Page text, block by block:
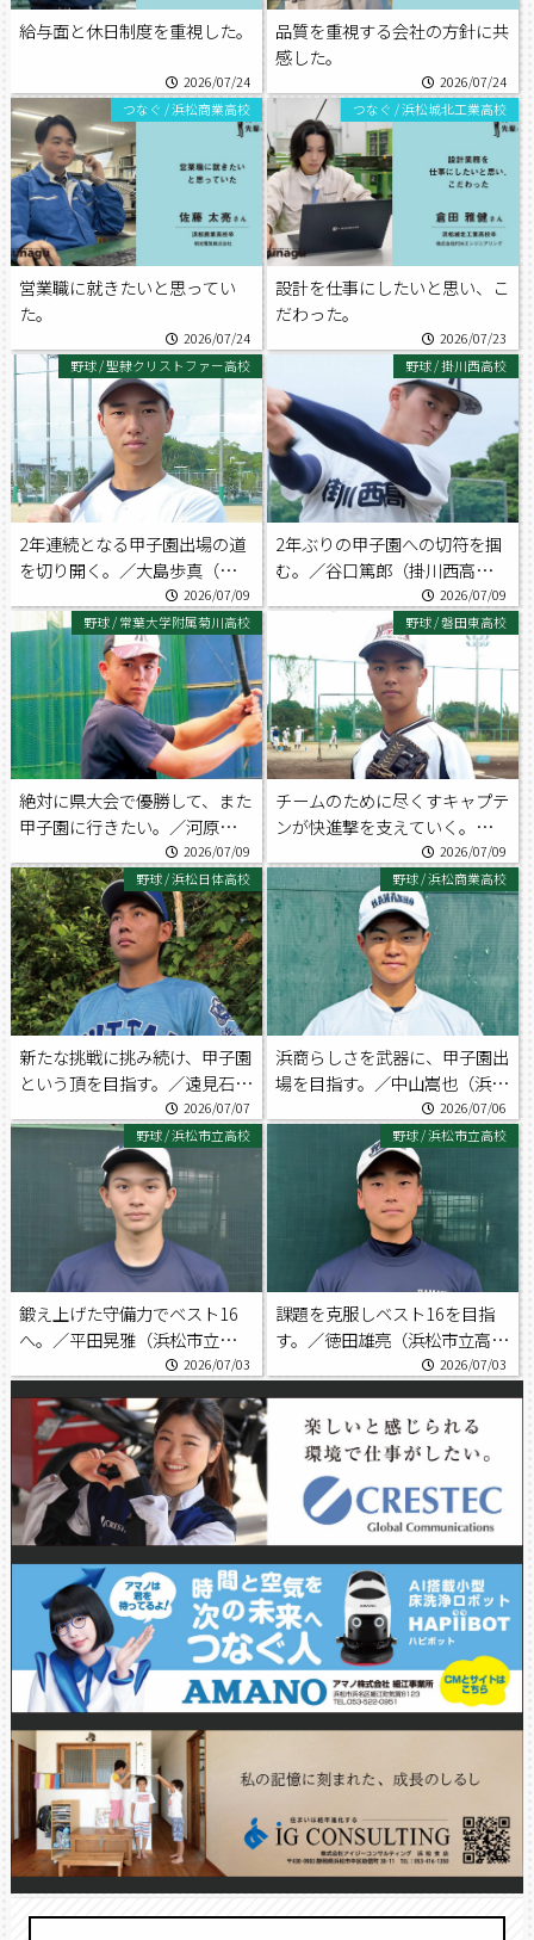
給与面と休日制度を重視した。
2026/07/24
品質を重視する会社の方針に共
感した。
2026/07/24
つなぐ /浜松商業高校
営業職に就きたいと思ってい
た。
2026/07/24
つなぐ /浜松城北工業高校
設計を仕事にしたいと思い、こ
だわった。
2026/07/23
野球/聖隷クリストファー高校
2年連続となる甲子園出場の道
を切り開く。／大島歩真（聖隷
クリストファー高校野球部）
2026/07/09
野球/掛川西高校
2年ぶりの甲子園への切符を掴
む。／谷口篤郎（掛川西高校野
2026/07/09
野球/ 常葉大学附属菊川高校
絶対に県大会で優勝して、また
甲子園に行きたい。／河原一樹
（常葉大学附属菊川高校野球
部）
2026/07/09
野球/磐田東高校
チームのために尽くすキャプテ
ンが快進撃を支えていく。／石
川遼（磐田東高校野球部）
2026/07/09
野球/浜松日体高校
新たな挑戦に挑み続け、甲子園
という頂を目指す。／遠見石侑
平（浜松日体高校野球部）
2026/07/07
野球/浜松商業高校
浜商らしさを武器に、甲子園出
場を目指す。／中山嵩也（浜松
2026/07/06
野球/浜松市立高校
鍛え上げた守備力でベスト16
へ。／平田晃雅（浜松市立高校
2026/07/03
野球/浜松市立高校
課題を克服しベスト16を目指
す。／徳田雄亮（浜松市立高校
2026/07/03